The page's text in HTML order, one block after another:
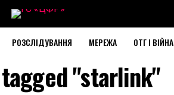
РОЗСЛІДУВАННЯ МЕРЕЖА ОТГ І ВІЙНА
"starlink"